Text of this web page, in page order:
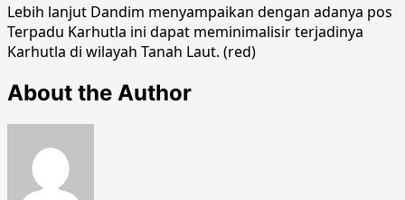
Lebih lanjut Dandim menyampaikan dengan adanya pos
Terpadu Karhutla ini dapat meminimalisir terjadinya
Karhutla di wilayah Tanah Laut. (red)
About the Author